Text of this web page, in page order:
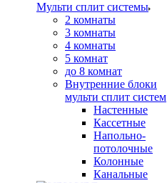
Мульти сплит системы
2 комнаты
3 комнаты
4 комнаты
5 комнат
до 8 комнат
Внутренние блоки
мульти сплит систем
Настенные
Кассетные
Напольно-
потолочные
Колонные
Канальные